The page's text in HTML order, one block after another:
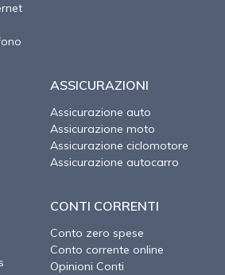
ASSICURAZIONI
Assicurazione auto
Assicurazione moto
Assicurazione ciclomotore
Assicurazione autocarro
CONTI CORRENTI
Conto zero spese
Conto corrente online
Opinioni Conti